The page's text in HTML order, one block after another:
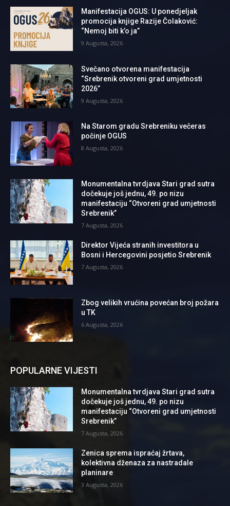
Manifestacija OGUS: U ponedjeljak
promocija knjige Razije Čolaković:
“Nemoj biti k’o ja”
9 Augusta, 2026
Svečano otvorena manifestacija
“Srebrenik otvoreni grad umjetnosti
2026”
9 Augusta, 2026
Na Starom gradu Srebreniku večeras
počinje OGUS
8 Augusta, 2026
Monumentalna tvrdjava Stari grad sutra
dočekuje još jednu, 49. po nizu
manifestaciju “Otvoreni grad umjetnosti
Srebrenik”
7 Augusta, 2026
Direktor Vijeća stranih investitora u
Bosni i Hercegovini posjetio Srebrenik
7 Augusta, 2026
Zbog velikih vrućina povećan broj požara
u TK
6 Augusta, 2026
POPULARNE VIJESTI
Monumentalna tvrdjava Stari grad sutra
dočekuje još jednu, 49. po nizu
manifestaciju “Otvoreni grad umjetnosti
Srebrenik”
7 Augusta, 2026
Zenica sprema ispraćaj žrtava,
kolektivna dženaza za nastradale
planinare
3 Augusta, 2026